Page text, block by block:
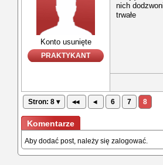
Konto usunięte
PRAKTYKANT
nich
trwałe
Stron: 8 ▾ ◂◂ ◂ 6 7 8
Komentarze
Aby dodać post, należy się zalogować.